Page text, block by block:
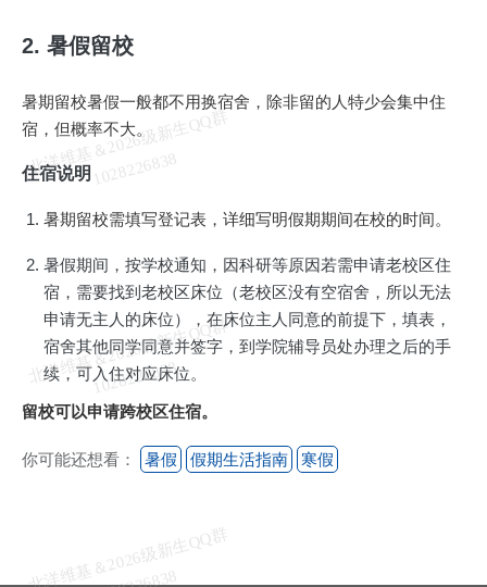
2. 暑假留校
暑期留校暑假一般都不用换宿舍，除非留的人特少会集中住
宿，但概率不大。
住宿说明
暑期留校需填写登记表，详细写明假期期间在校的时间。
暑假期间，按学校通知，因科研等原因若需申请老校区住
宿，需要找到老校区床位（老校区没有空宿舍，所以无法
申请无主人的床位），在床位主人同意的前提下，填表，
宿舍其他同学同意并签字，到学院辅导员处办理之后的手
续，可入住对应床位。
留校可以申请跨校区住宿。
北
洋
维
基
＆
2
0
2
6
级
新
生
Q
Q
群
1
0
2
8
2
2
6
8
3
8
北
洋
维
基
＆
2
0
2
6
级
新
生
Q
Q
群
1
0
2
8
2
2
6
8
3
8
北
洋
基
＆
2
0
2
6
级
新
生
Q
Q
群
1
0
2
8
2
2
6
8
3
你可能还想看： 暑假 假期生活指南 寒假